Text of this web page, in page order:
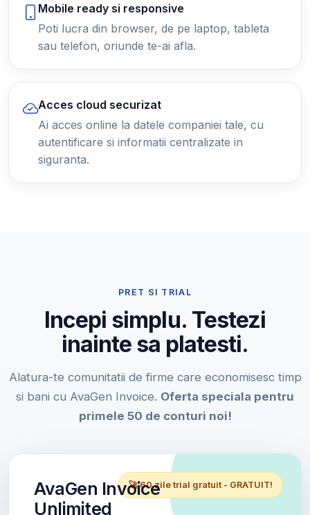
Mobile ready si responsive
Poti lucra din browser, de pe laptop, tableta
sau telefon, oriunde te-ai afla.
Acces cloud securizat
Ai acces online la datele companiei tale, cu
autentificare si informatii centralizate in
siguranta.
PRET SI TRIAL
Incepi simplu. Testezi
inainte sa platesti.
Alatura-te comunitatii de firme care economisesc timp
si bani cu AvaGen Invoice. Oferta speciala pentru
primele 50 de conturi noi!
🚀 60 zile trial gratuit - GRATUIT!
AvaGen Invoice
Unlimited